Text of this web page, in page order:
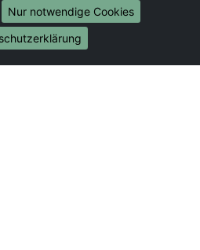
Bonn
Münster
Nur notwendige Cookies